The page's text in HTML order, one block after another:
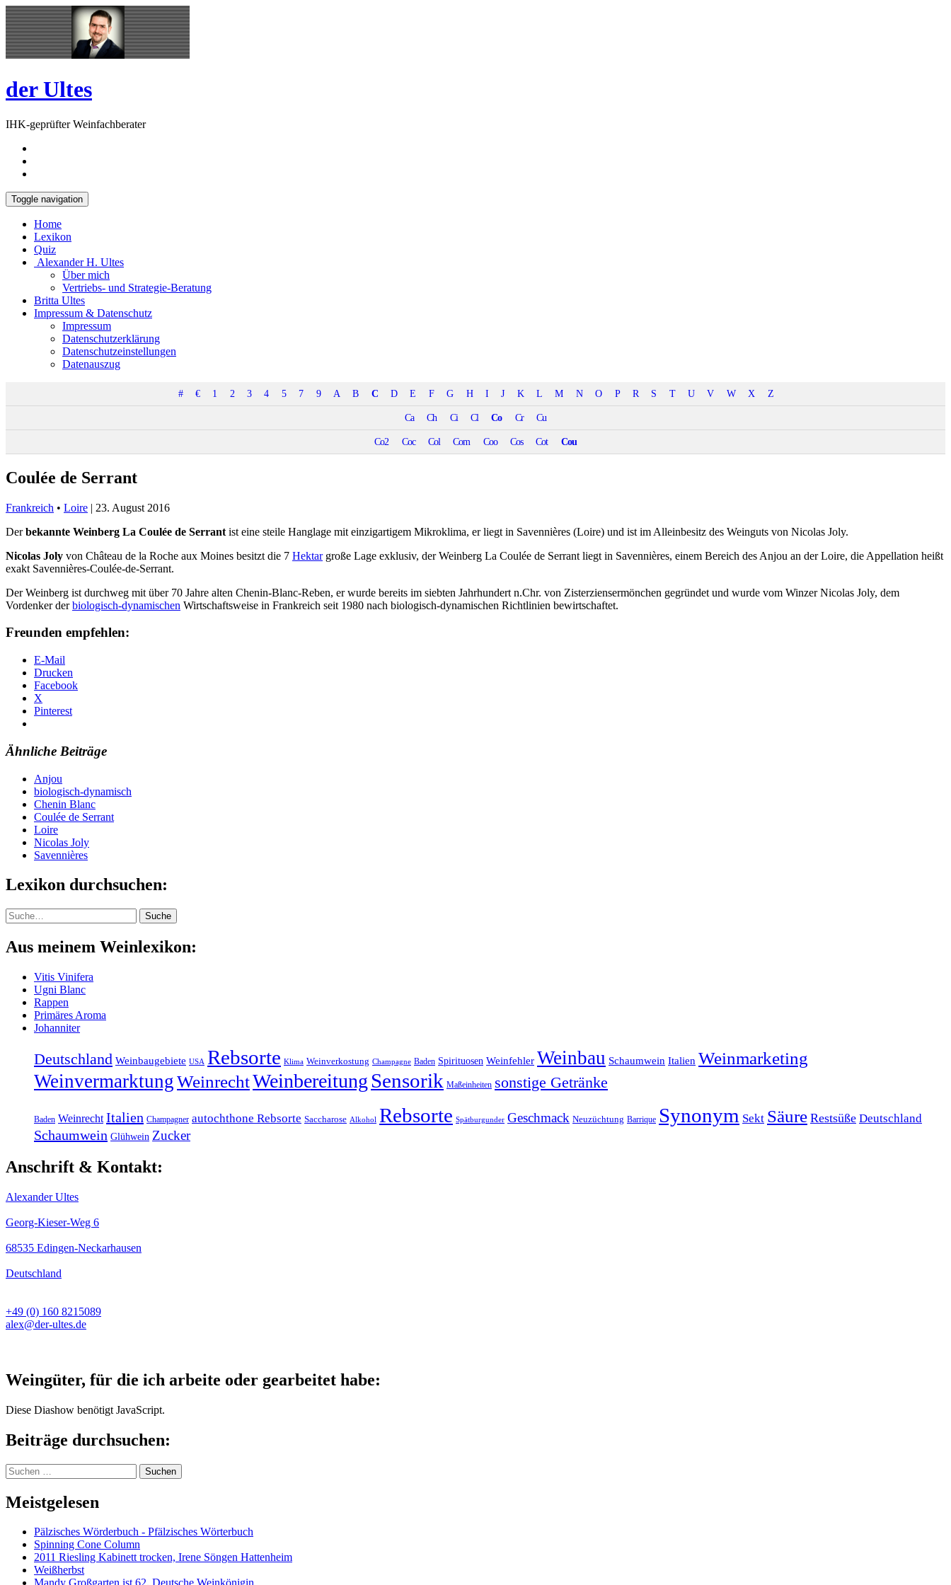
Skip
to
content
Open
Sidebar
der Ultes
IHK-geprüfter Weinfachberater
Toggle navigation
Home
Lexikon
Quiz
Alexander H. Ultes
Über mich
Vertriebs- und Strategie-Beratung
Britta Ultes
Impressum & Datenschutz
Impressum
Datenschutzerklärung
Datenschutzeinstellungen
Datenauszug
# € 1 2 3 4 5 7 9 A B C D E F G H I J K L M N O P R S T U V W X Z
Ca Ch Ci Cl Co Cr Cu
Co2 Coc Col Com Coo Cos Cot Cou
Coulée de Serrant
Frankreich • Loire | 23. August 2016
Derbekannte Weinberg La Coulée de Serrant ist eine steile Hanglage mit einzigartigem Mikroklima, er liegt in Savennières (Loire) und ist im Alleinbesitz des Weinguts von Nicolas Joly.
Nicolas Joly von Château de la Roche aux Moines besitzt die 7 Hektargroße Lage exklusiv, der Weinberg La Coulée de Serrant liegt in Savennières, einem Bereich des Anjou an der Loire, die Appellation heißt
exakt Savennières-Coulée-de-Serrant.
Der Weinberg ist durchweg mit über 70 Jahre alten Chenin-Blanc-Reben, er wurde bereits im siebten Jahrhundert n.Chr. von Zisterziensermönchen gegründet und wurde vom Winzer Nicolas Joly, dem
Vordenker derbiologisch-dynamischen Wirtschaftsweise in Frankreich seit 1980 nach biologisch-dynamischen Richtlinien bewirtschaftet.
Freunden empfehlen:
E-Mail
Drucken
Facebook
X
Pinterest
Ähnliche Beiträge
Anjou
biologisch-dynamisch
Chenin Blanc
Coulée de Serrant
Loire
Nicolas Joly
Savennières
Lexikon durchsuchen:
Suche Suche
Aus meinem Weinlexikon:
Vitis Vinifera
Ugni Blanc
Rappen
Primäres Aroma
Johanniter
Deutschland Weinbaugebiete USA Rebsorte Klima Weinverkostung Champagne Baden Spirituosen Weinfehler Weinbau Schaumwein Italien Weinmarketing
WeinvermarktungWeinrechtWeinbereitung Sensorik Maßeinheiten sonstige Getränke
Baden Weinrecht Italien Champagner autochthone Rebsorte Saccharose Alkohol Rebsorte Spätburgunder Geschmack Neuzüchtung Barrique Synonym Sekt Säure Restsüße Deutschland
Schaumwein Glühwein Zucker
Anschrift & Kontakt:
Alexander Ultes
Georg-Kieser-Weg 6
68535 Edingen-Neckarhausen
Deutschland
+49 (0) 160 8215089
alex@der-ultes.de
Weingüter, für die ich arbeite oder gearbeitet habe:
Diese Diashow benötigt JavaScript.
Beiträge durchsuchen:
Suchen
nach:
Meistgelesen
Pälzisches Wörderbuch - Pfälzisches Wörterbuch
Spinning Cone Column
2011 Riesling Kabinett trocken, Irene Söngen Hattenheim
Weißherbst